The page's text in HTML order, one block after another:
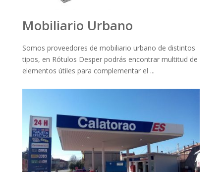
Mobiliario Urbano
Somos proveedores de mobiliario urbano de distintos
tipos, en Rótulos Desper podrás encontrar multitud de
elementos útiles para complementar el ...